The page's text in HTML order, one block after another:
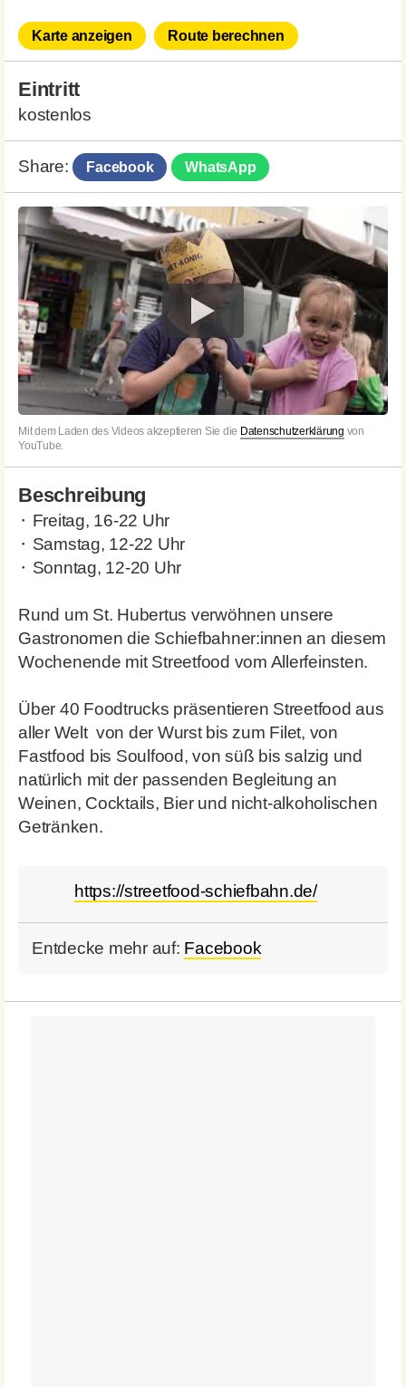
Karte anzeigen Route berechnen
Eintritt
kostenlos
Share: Facebook WhatsApp
Mit dem Laden des Videos akzeptieren Sie die Datenschutzerklärung von
YouTube.
Beschreibung
⬝ Freitag, 16-22 Uhr
⬝ Samstag, 12-22 Uhr
⬝ Sonntag, 12-20 Uhr
Rund um St. Hubertus verwöhnen unsere
Gastronomen die Schiefbahner:innen an diesem
Wochenende mit Streetfood vom Allerfeinsten.
Über 40 Foodtrucks präsentieren Streetfood aus
aller Welt  von der Wurst bis zum Filet, von
Fastfood bis Soulfood, von süß bis salzig und
natürlich mit der passenden Begleitung an
Weinen, Cocktails, Bier und nicht-alkoholischen
Getränken.
https://streetfood-schiefbahn.de/
Entdecke mehr auf: Facebook